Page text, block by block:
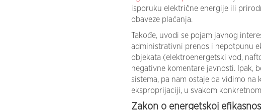
isporuku električne energije ili
obaveze plaćanja.
Takođe, uvodi se pojam javnog
administrativni prenos i nepotpunu
objekata (elektroenergetski vod,
negativne komentare javnosti. Ipak,
sistema, pa nam ostaje da vidimo
eksproprijaciji, u svakom
Zakon o energetskoj